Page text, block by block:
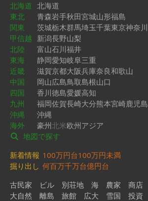
北海道 北海道
東北
青森岩手秋田宮城山形福島
関東
茨城栃木群馬埼玉千葉東京神奈川
甲信越 新潟長野山梨
北陸
富山石川福井
東海
静岡愛知岐阜三重
近畿
滋賀京都大阪兵庫奈良和歌山
中国
岡山広島鳥取島根山口
四国
香川徳島愛媛高知
九州
福岡佐賀長崎大分熊本宮崎鹿児島
沖縄
沖縄
海外
豪州北米欧州アジア
地図で探す
新着情報 100万円台100万円未満
掘り出し 何百万千万台億円台
古民家
ビル 別荘地 海 農家
商店
大自然
離島 旅館 広大 雪国
投資